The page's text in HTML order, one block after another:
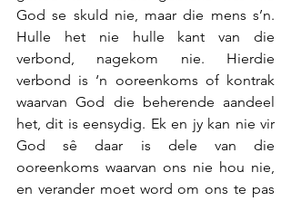
God se skuld nie, maar die mens s’n.
Hulle het nie hulle kant van die
verbond, nagekom nie. Hierdie
verbond is ‘n ooreenkoms of kontrak
waarvan God die beherende aandeel
het, dit is eensydig. Ek en jy kan nie vir
God sê daar is dele van die
ooreenkoms waarvan ons nie hou nie,
en verander moet word om ons te pas